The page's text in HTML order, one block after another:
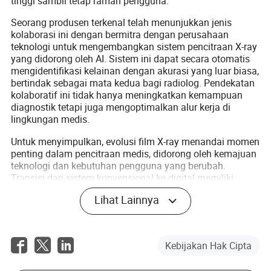
Seorang produsen terkenal telah menunjukkan jenis
kolaborasi ini dengan bermitra dengan perusahaan
teknologi untuk mengembangkan sistem pencitraan X-ray
yang didorong oleh AI. Sistem ini dapat secara otomatis
mengidentifikasi kelainan dengan akurasi yang luar biasa,
bertindak sebagai mata kedua bagi radiolog. Pendekatan
kolaboratif ini tidak hanya meningkatkan kemampuan
diagnostik tetapi juga mengoptimalkan alur kerja di
lingkungan medis.
Untuk menyimpulkan, evolusi film X-ray menandai momen
penting dalam pencitraan medis, didorong oleh kemajuan
teknologi dan kebutuhan pengguna yang berubah.
Transisi dari sistem konvensional ke digital memiliki
potensi besar untuk meningkatkan perawatan pasien,
mengurangi biaya, dan memenuhi permintaan pasar
untuk solusi yang ramah lingkungan. Saat kita
menjadi landasan inovasi, memastikan bahwa teknologi
X-ray terus berkembang untuk memenuhi kompleksitas
Lihat Lainnya
Kebijakan Hak Cipta